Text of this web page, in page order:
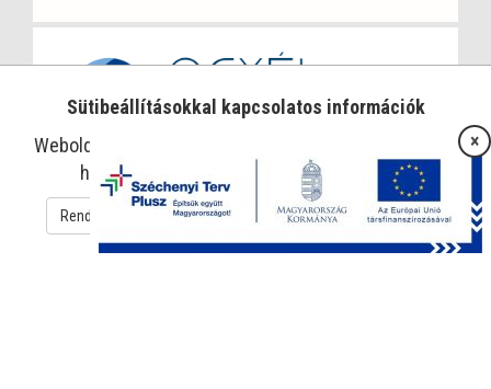
Sütibeállításokkal kapcsolatos információk
Weboldalunk sütiket használ az oldal működtetése és
használatának megkönnyítése érdekében.
Rendben Süti beállítások Adatkezelési tájékoztató
×